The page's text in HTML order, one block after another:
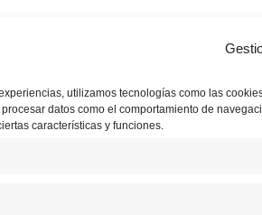
utilizamos tecnologías como las
datos como el comportamiento de
características y funciones.